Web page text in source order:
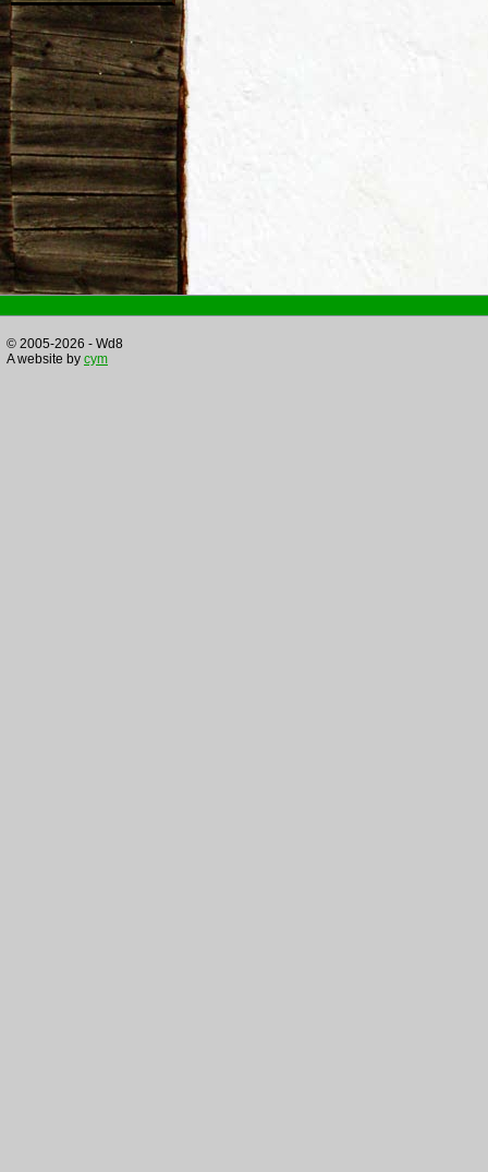
© 2005-2026 - Wd8
A website by cym